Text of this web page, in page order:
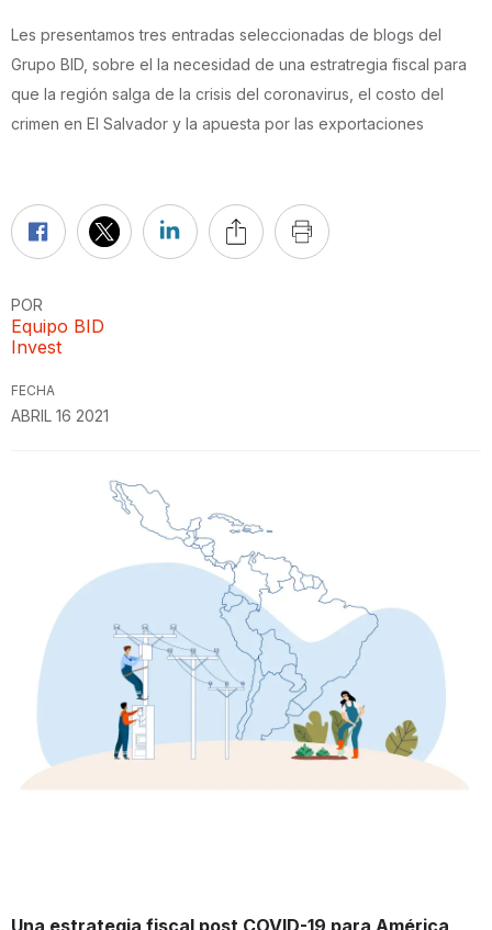
Les presentamos tres entradas seleccionadas de blogs del
Grupo BID, sobre el la necesidad de una estratregia fiscal para
que la región salga de la crisis del coronavirus, el costo del
crimen en El Salvador y la apuesta por las exportaciones
POR
Equipo BID
Invest
FECHA
ABRIL 16 2021
Una estrategia fiscal post COVID-19 para América